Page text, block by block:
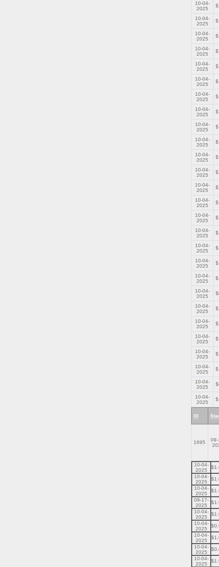
10-04-
2025
10-04-
2025
10-04-
2025
10-04-
2025
10-04-
2025
10-04-
2025
10-04-
2025
10-04-
2025
10-04-
2025
10-04-
2025
10-04-
2025
10-04-
2025
10-04-
2025
10-04-
2025
10-04-
2025
10-04-
2025
10-04-
2025
10-04-
2025
10-04-
2025
10-04-
2025
10-04-
2025
10-04-
2025
10-04-
2025
10-04-
2025
10-04-
2025
10-04-
2025
10-04-
2025
ID
1695
09-
10-04-
2025
10-04-
2025
10-04-
2025
09-17-
2025
10-04-
2025
10-04-
2025
10-04-
2025
10-04-
2025
10-04-
2025